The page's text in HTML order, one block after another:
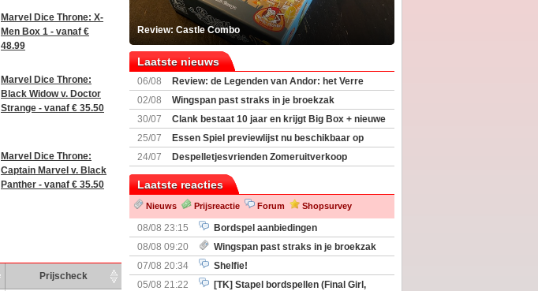
Marvel Dice Throne: X-
Men Box 1 - vanaf €
48.99
Marvel Dice Throne:
Black Widow v. Doctor
Strange - vanaf € 35.50
Marvel Dice Throne:
Captain Marvel v. Black
Panther - vanaf € 35.50
Prijscheck
Review: Castle Combo
Laatste nieuws
06/08
Review: de Legenden van Andor: het Verre
Land
02/08
Wingspan past straks in je broekzak
30/07
Clank bestaat 10 jaar en krijgt Big Box + nieuwe
uitbreiding
25/07
Essen Spiel previewlijst nu beschikbaar op
Boardgamegeek
24/07
Despelletjesvrienden Zomeruitverkoop
Laatste reacties
Nieuws Prijsreactie Forum Shopsurvey
08/08 23:15
Bordspel aanbiedingen
08/08 09:20
Wingspan past straks in je broekzak
07/08 20:34
Shelfie!
05/08 21:22
[TK] Stapel bordspellen (Final Girl,